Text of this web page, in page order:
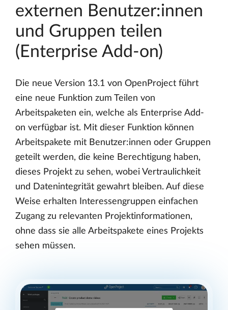
externen Benutzer:innen
und Gruppen teilen
(Enterprise Add-on)
Die neue Version 13.1 von OpenProject führt
eine neue Funktion zum Teilen von
Arbeitspaketen ein, welche als Enterprise Add-
on verfügbar ist. Mit dieser Funktion können
Arbeitspakete mit Benutzer:innen oder Gruppen
geteilt werden, die keine Berechtigung haben,
dieses Projekt zu sehen, wobei Vertraulichkeit
und Datenintegrität gewahrt bleiben. Auf diese
Weise erhalten Interessengruppen einfachen
Zugang zu relevanten Projektinformationen,
ohne dass sie alle Arbeitspakete eines Projekts
sehen müssen.